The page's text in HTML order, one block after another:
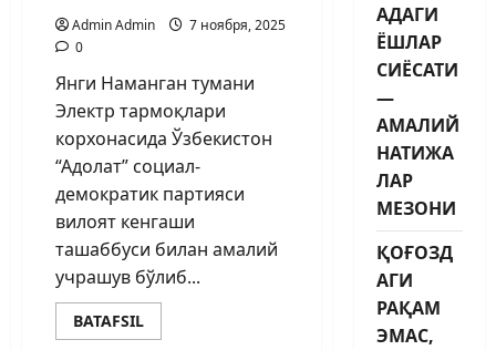
Admin Admin
7 ноября, 2025
0
Янги Наманган тумани
Электр тармоқлари
корхонасида Ўзбекистон
“Адолат” социал-
демократик партияси
вилоят кенгаши
ташаббуси билан амалий
учрашув бўлиб...
BATAFSIL
АДАГИ
ЁШЛАР
СИЁСАТИ
—
АМАЛИЙ
НАТИЖА
ЛАР
МЕЗОНИ
ҚОҒОЗД
АГИ
РАҚАМ
ЭМАС,